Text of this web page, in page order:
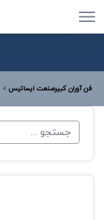
فن آوران کبیرصنعت ایساتیس